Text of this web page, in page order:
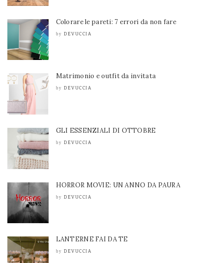
Colorare le pareti: 7 errori da non fare
by DEVUCCIA
Matrimonio e outfit da invitata
by DEVUCCIA
GLI ESSENZIALI DI OTTOBRE
by DEVUCCIA
HORROR MOVIE: UN ANNO DA PAURA
by DEVUCCIA
LANTERNE FAI DA TE
by DEVUCCIA